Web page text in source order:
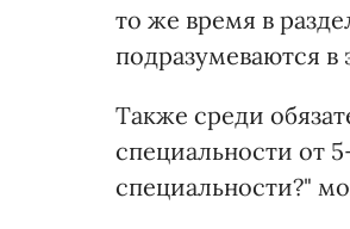
то же время в
подразумеваются в
Также среди
специальности от
специальности?"